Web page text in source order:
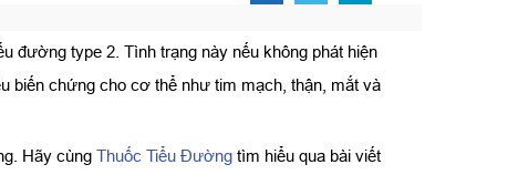
đường type 2. Tình trạng này nếu không phát hiện
biến chứng cho cơ thể như tim mạch, thận, mắt và
Hãy cùng Thuốc Tiểu Đường tìm hiểu qua bài viết